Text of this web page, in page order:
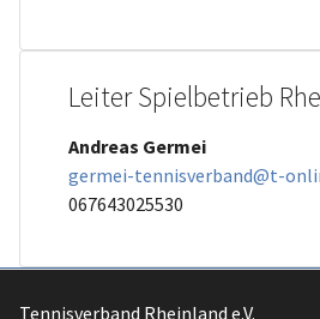
Leiter Spielbetrieb
Andreas Germei
germei-tennisverband@t-
067643025530
Tennisverband Rheinland e.V.